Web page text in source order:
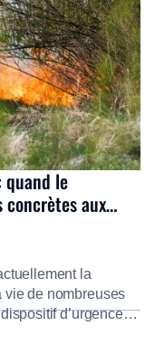
quand le
aux
la
vie de nombreuses
d’urgence